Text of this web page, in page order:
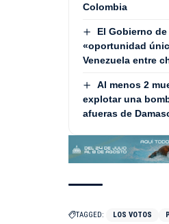
Colombia
El Gobierno
«oportunidad
Venezuela entre
Al menos 2
explotar una
afueras de
TAGGED: LOS VOTOS